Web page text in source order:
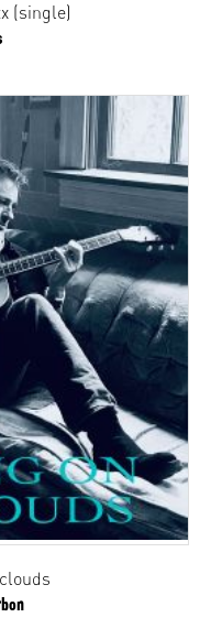
(single)